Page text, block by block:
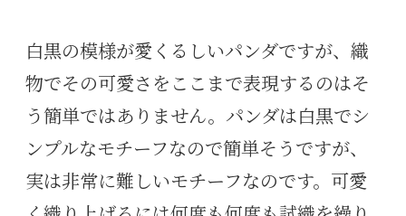
白黒の模様が愛くるしいパンダですが、織
物でその可愛さをここまで表現するのはそ
う簡単ではありません。パンダは白黒でシ
ンプルなモチーフなので簡単そうですが、
実は非常に難しいモチーフなのです。可愛